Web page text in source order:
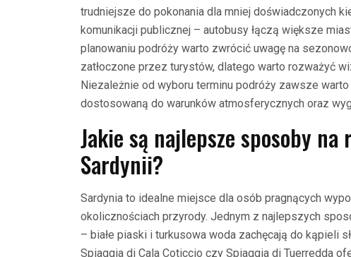
trudniejsze do pokonania dla mniej doświadczonych
komunikacji publicznej – autobusy łączą większe
planowaniu podróży warto zwrócić uwagę na
zatłoczone przez turystów, dlatego warto rozważyć
Niezależnie od wyboru terminu podróży zawsze
dostosowaną do warunków atmosferycznych oraz
Jakie są najlepsze sposoby
Sardynii?
Sardynia to idealne miejsce dla osób pragnących
okolicznościach przyrody. Jednym z najlepszych
– białe piaski i turkusowa woda zachęcają do kąpieli
Spiaggia di Cala Coticcio czy Spiaggia di Tuerredda